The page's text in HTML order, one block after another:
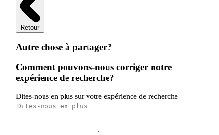
Retour
Autre chose à partager?
Comment pouvons-nous corriger notre
expérience de recherche?
Dites-nous en plus sur votre expérience de recherche